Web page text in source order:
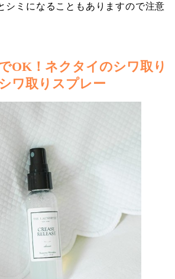
シミになることもありますので注意
OK！ネクタイのシワ取り
ワ取りスプレー